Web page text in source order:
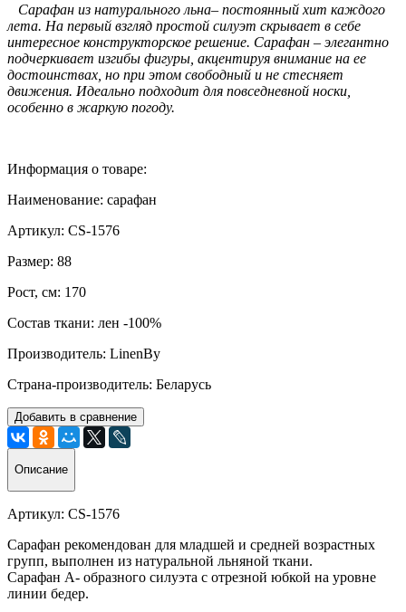
Сарафан из натурального льна– постоянный хит каждого
лета. На первый взгляд простой силуэт скрывает в себе
интересное конструкторское решение. Сарафан – элегантно
подчеркивает изгибы фигуры, акцентируя внимание на ее
достоинствах, но при этом свободный и не стесняет
движения. Идеально подходит для повседневной носки,
особенно в жаркую погоду.
Информация о товаре:
Наименование: сарафан
Артикул: CS-1576
Размер: 88
Рост, см: 170
Состав ткани: лен -100%
Производитель: LinenBy
Страна-производитель: Беларусь
Добавить в сравнение
Описание
Артикул: CS-1576
Сарафан рекомендован для младшей и средней возрастных
групп, выполнен из натуральной льняной ткани.
Сарафан А- образного силуэта с отрезной юбкой на уровне
линии бедер.